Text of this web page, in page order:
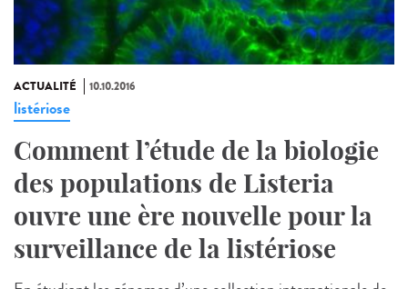
ACTUALITÉ 10.10.2016
listériose
Comment l’étude de la biologie
des populations de Listeria
ouvre une ère nouvelle pour la
surveillance de la listériose